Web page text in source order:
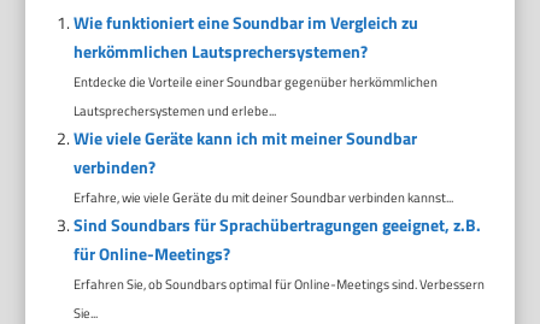
Wie funktioniert eine Soundbar im Vergleich zu
herkömmlichen Lautsprechersystemen?
Entdecke die Vorteile einer Soundbar gegenüber herkömmlichen
Lautsprechersystemen und erlebe...
Wie viele Geräte kann ich mit meiner Soundbar
verbinden?
Erfahre, wie viele Geräte du mit deiner Soundbar verbinden kannst...
Sind Soundbars für Sprachübertragungen geeignet, z.B.
für Online-Meetings?
Erfahren Sie, ob Soundbars optimal für Online-Meetings sind. Verbessern
Sie...